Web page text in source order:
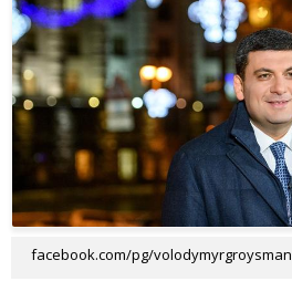
facebook.com/pg/volodymyrgroysman